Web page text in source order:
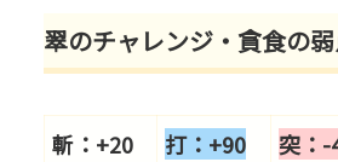
翠のチャレンジ・貪食の
斬：+20 打：+90 突：-